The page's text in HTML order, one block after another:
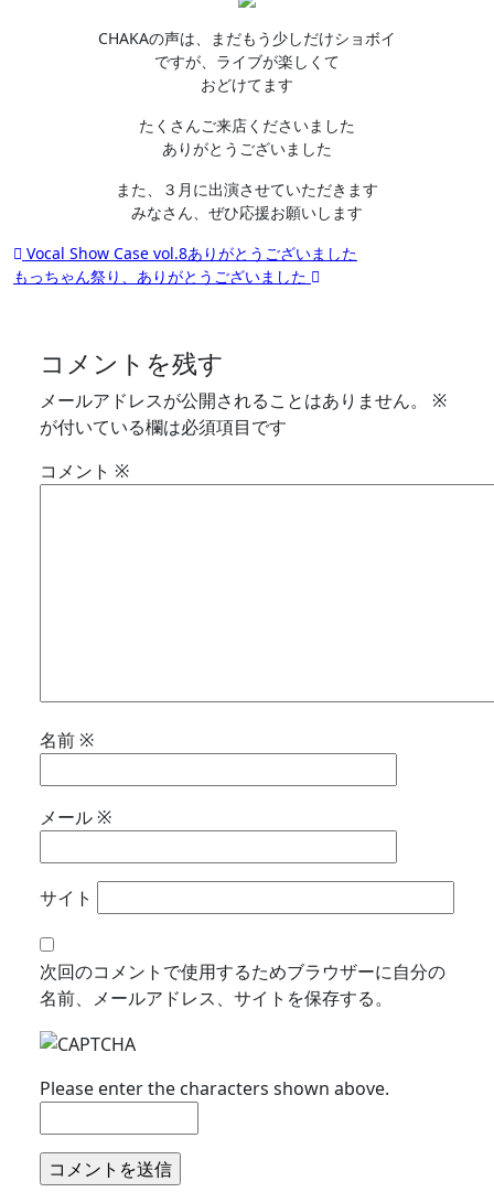
CHAKAの声は、まだもう少しだけショボイ
ですが、ライブが楽しくて
おどけてます
たくさんご来店くださいました
ありがとうございました
また、３月に出演させていただきます
みなさん、ぜひ応援お願いします
投
稿
ョ
Vocal Show Case vol.8ありがとうございました
もっちゃん祭り、ありがとうございました
コメントを残す
メールアドレスが公開されることはありません。
※
が付いている欄は必須項目です
コメント ※
名前 ※
メール ※
サイト
次回のコメントで使用するためブラウザーに自分の
名前、メールアドレス、サイトを保存する。
Please enter the characters shown above.